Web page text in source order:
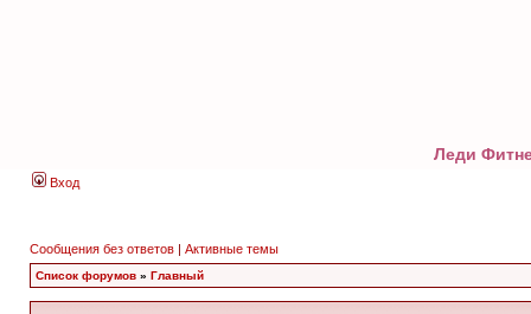
Леди
Вход
Сообщения без ответов | Активные темы
Список форумов » Главный